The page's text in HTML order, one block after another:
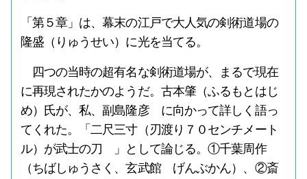
「第５章」は、幕末の江戸で大人気の剣術道場の
隆盛（りゅうせい）に光を当てる。
四つの当時の超有名な剣術道場が、まるで現在
に再現されたかのようだ。古本肇（ふるもとはじ
め）氏が、私、副島隆彦 に向かって詳しく語っ
てくれた。「二尺三寸（刃渡り７０センチメート
ル）が武士の刀 」として論じる。①千葉周作
（ちばしゅうさく、玄武館 げんぶかん）、②斎